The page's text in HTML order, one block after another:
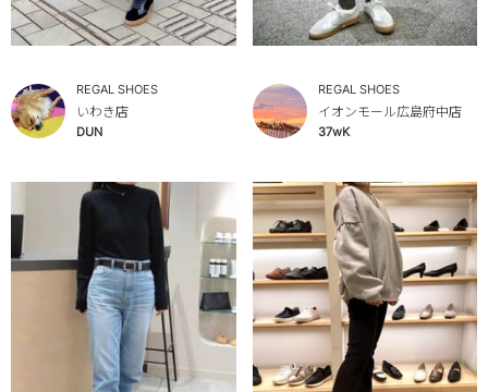
REGAL SHOES
いわき店
DUN
REGAL SHOES
イオンモール広島府中店
37wK